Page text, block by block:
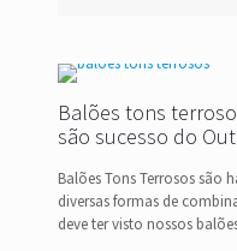
Balões tons
são sucesso do
Balões Tons Terrosos são
diversas formas de
deve ter visto nossos